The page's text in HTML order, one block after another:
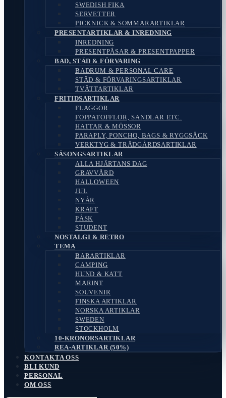
SWEDISH FIKA
SERVETTER
PICKNICK & SOMMARARTIKLAR
PRESENTARTIKLAR & INREDNING
INREDNING
PRESENTPÅSAR & PRESENTPAPPER
BAD, STÄD & FÖRVARING
BADRUM & PERSONAL CARE
STÄD & FÖRVARINGSARTIKLAR
TVÄTTARTIKLAR
FRITIDSARTIKLAR
FLAGGOR
FOPPATOFFLOR, SANDLAR ETC.
HATTAR & MÖSSOR
PARAPLY, PONCHO, BAGS & RYGGSÄCK
VERKTYG & TRÄDGÅRDSARTIKLAR
SÄSONGSARTIKLAR
ALLA HJÄRTANS DAG
GRAVVÅRD
HALLOWEEN
JUL
NYÅR
KRÄFT
PÅSK
STUDENT
NOSTALGI & RETRO
TEMA
BARARTIKLAR
CAMPING
HUND & KATT
MARINT
SOUVENIR
FINSKA ARTIKLAR
NORSKA ARTIKLAR
SWEDEN
STOCKHOLM
10-KRONORSARTIKLAR
REA-ARTIKLAR (50%)
KONTAKTA OSS
BLI KUND
PERSONAL
OM OSS